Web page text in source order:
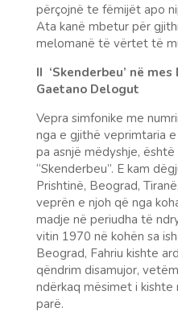
përçojnë te fëmijët apo
Ata kanë mbetur për
melomanë të vërtet të
II ‘Skenderbeu’ në
Gaetano Delogut
Vepra simfonike me
nga e gjithë veprimtaria
pa asnjë mëdyshje,
“Skenderbeu”. E kam
Prishtinë, Beograd,
veprën e njoh që nga
madje në periudha të
vitin 1970 në kohën sa
Beograd, Fahriu kishte
qëndrim disamujor,
ndërkaq mësimet i
parë.